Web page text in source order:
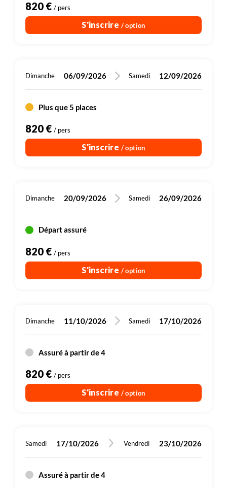
820 € / pers
S'inscrire / option
Dimanche 06/09/2026 Samedi 12/09/2026
Plus que 5 places
820 € / pers
S'inscrire / option
Dimanche 20/09/2026 Samedi 26/09/2026
Départ assuré
820 € / pers
S'inscrire / option
Dimanche 11/10/2026 Samedi 17/10/2026
Assuré à partir de 4
820 € / pers
S'inscrire / option
Samedi 17/10/2026 Vendredi 23/10/2026
Assuré à partir de 4